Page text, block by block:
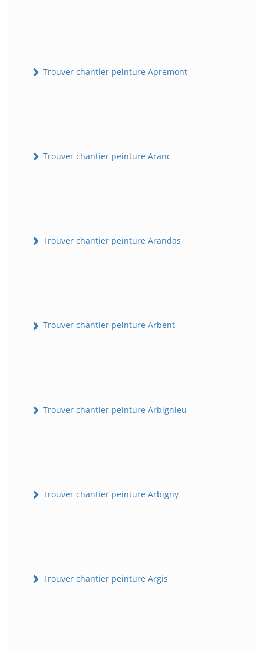
Trouver chantier peinture Apremont
Trouver chantier peinture Aranc
Trouver chantier peinture Arandas
Trouver chantier peinture Arbent
Trouver chantier peinture Arbignieu
Trouver chantier peinture Arbigny
Trouver chantier peinture Argis